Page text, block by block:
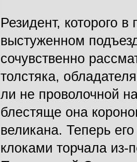
Резидент, которого
выстуженном
сочувственно
толстяка,
ли не проволочной
блестяще она
великана. Теперь
клоками торчала из-